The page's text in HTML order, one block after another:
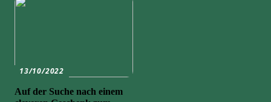
13/10/2022
Auf der Suche nach einem